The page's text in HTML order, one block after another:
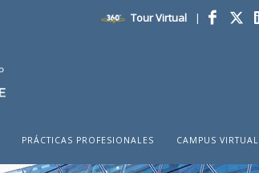
Tour Virtual |
PRÁCTICAS PROFESIONALES CAMPUS VIRTUAL